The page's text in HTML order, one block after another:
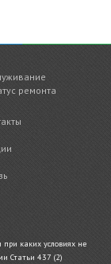
ремонта
каких условиях не
Статьи 437 (2)